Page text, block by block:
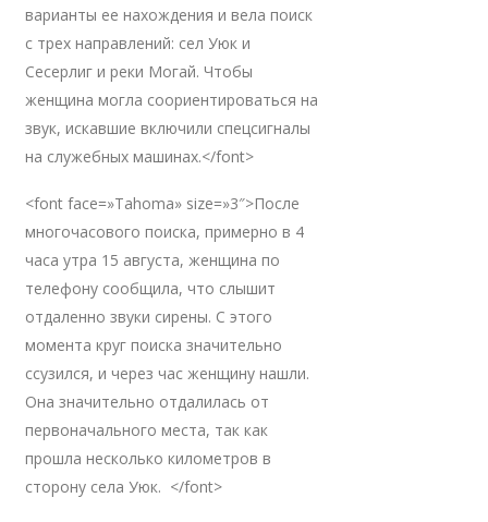
варианты ее нахождения и вела поиск
с трех направлений: сел Уюк и
Сесерлиг и реки Могай. Чтобы
женщина могла соориентироваться на
звук, искавшие включили спецсигналы
на служебных машинах.</font>
<font face=»Tahoma» size=»3″>После
многочасового поиска, примерно в 4
часа утра 15 августа, женщина по
телефону сообщила, что слышит
отдаленно звуки сирены. С этого
момента круг поиска значительно
ссузился, и через час женщину нашли.
Она значительно отдалилась от
первоначального места, так как
прошла несколько километров в
сторону села Уюк. </font>